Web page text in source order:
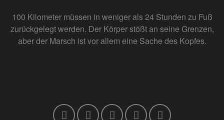
100 Kilometer müssen in weniger als 24 Stunden zu Fuß
zurückgelegt werden. Der Körper stößt an seine Grenzen,
aber der Marsch ist vor allem eine Sache des Kopfes.